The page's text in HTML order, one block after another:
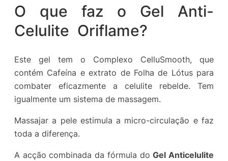
O que faz o Gel Anti-
Celulite Oriflame?
Este gel tem o Complexo CelluSmooth, que
contém Cafeína e extrato de Folha de Lótus para
combater eficazmente a celulite rebelde. Tem
igualmente um sistema de massagem.
Massajar a pele estimula a micro-circulação e faz
toda a diferença.
A acção combinada da fórmula doGel Anticelulite